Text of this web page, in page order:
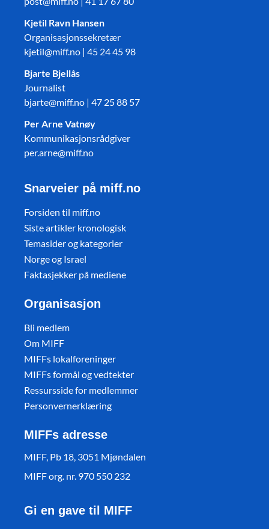
Kjetil Ravn Hansen
Organisasjonssekretær
kjetil@miff.no | 45 24 45 98
Bjarte Bjellås
Journalist
bjarte@miff.no | 47 25 88 57
Per Arne Vatnøy
Kommunikasjonsrådgiver
per.arne@miff.no
Snarveier på miff.no
Forsiden til miff.no
Siste artikler kronologisk
Temasider og kategorier
Norge og Israel
Faktasjekker på mediene
Organisasjon
Bli medlem
Om MIFF
MIFFs lokalforeninger
MIFFs formål og vedtekter
Ressursside for medlemmer
Personvernerklæring
MIFFs adresse
MIFF, Pb 18, 3051 Mjøndalen
MIFF org. nr. 970 550 232
Gi en gave til MIFF